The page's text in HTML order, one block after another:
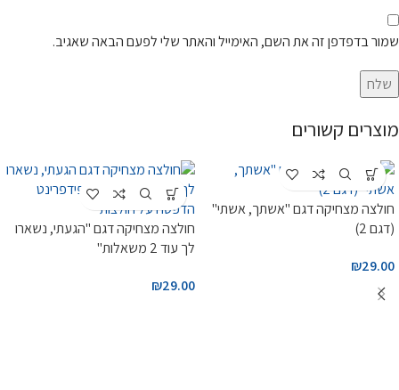
שמור בדפדפן זה את השם, האימייל והאתר שלי לפעם הבאה שאגיב.
מוצרים קשורים
חולצה מצחיקה דגם "אשתך, אשתי"
(דגם 2)
₪29.00
חולצה מצחיקה דגם "הגעתי, נשארו
לך עוד 2 משאלות"
₪29.00